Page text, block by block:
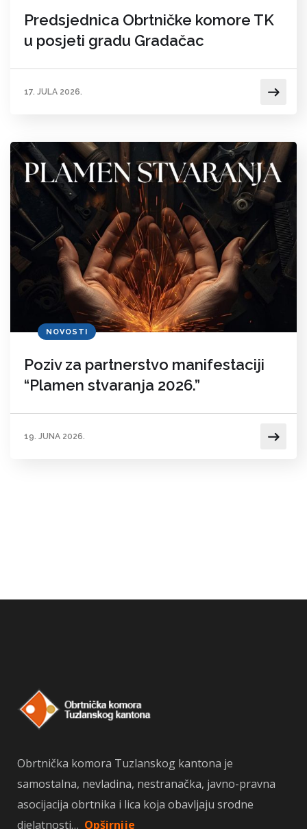
Predsjednica Obrtničke komore TK
u posjeti gradu Gradačac
17. JULA 2026.
NOVOSTI
Poziv za partnerstvo manifestaciji
“Plamen stvaranja 2026.”
19. JUNA 2026.
Obrtnička komora Tuzlanskog kantona je
samostalna, nevladina, nestranačka, javno-pravna
asocijacija obrtnika i lica koja obavljaju srodne
djelatnosti… Opširnije